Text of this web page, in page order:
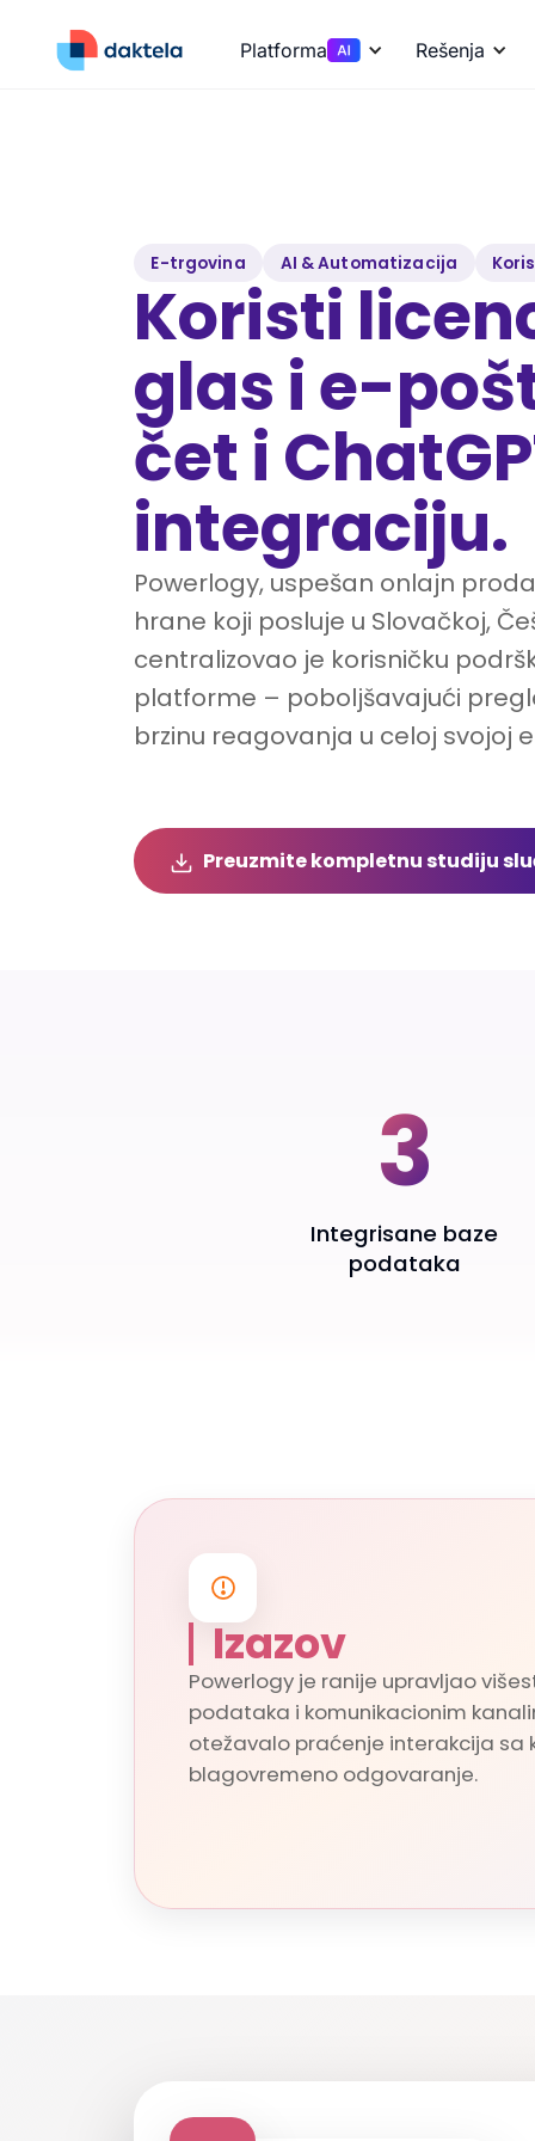
Platforma Rešenja
E-trgovina AI & Automatizacija
Koristi
glas i e-
čet i
integraciju.
Powerlogy, uspešan onlajn
hrane koji posluje u Slovačkoj,
centralizovao je korisničku
platforme – poboljšavajući
brzinu reagovanja u celoj svojoj
Preuzmite kompletnu studiju
3
Integrisane baze
podataka
Izazov
Powerlogy je ranije upravljao
podataka i komunikacionim
otežavalo praćenje interakcija sa
blagovremeno odgovaranje.